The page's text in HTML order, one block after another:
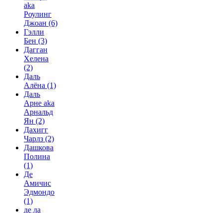
aka
Роулинг
Джоан (6)
Гэлли
Бен (3)
Дагган
Хелена
(2)
Даль
Алёна (1)
Даль
Арне aka
Арнальд
Ян (2)
Дахигг
Чарлз (2)
Дашкова
Полина
(1)
Де
Амичис
Эдмондо
(1)
де ла